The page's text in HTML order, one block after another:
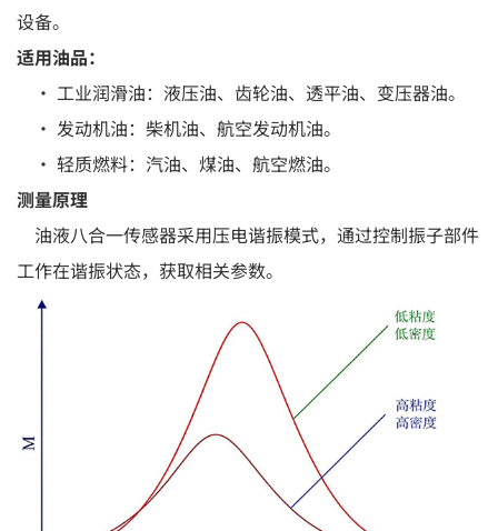
设备。
适用油品：
• 工业润滑油：液压油、齿轮油、透平油、变压器油。
• 发动机油：柴机油、航空发动机油。
• 轻质燃料：汽油、煤油、航空燃油。
测量原理
油液八合一传感器采用压电谐振模式，通过控制振子部件
工作在谐振状态，获取相关参数。